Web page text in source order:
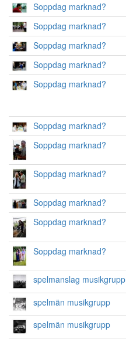
Soppdag marknad?
Soppdag marknad?
Soppdag marknad?
Soppdag marknad?
Soppdag marknad?
Soppdag marknad?
Soppdag marknad?
Soppdag marknad?
Soppdag marknad?
Soppdag marknad?
Soppdag marknad?
spelmanslag musikgrupp
spelmän musikgrupp
spelmän musikgrupp